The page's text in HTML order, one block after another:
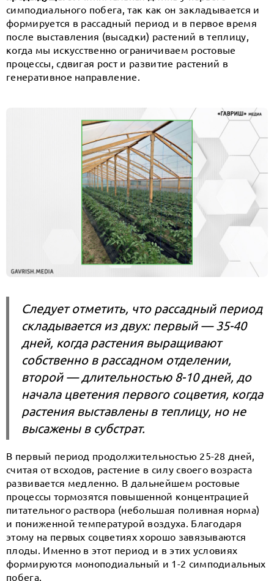
симподиального побега, так как он закладывается и
формируется в рассадный период и в первое время
после выставления (высадки) растений в теплицу,
когда мы искусственно ограничиваем ростовые
процессы, сдвигая рост и развитие растений в
генеративное направление.
Следует отметить, что рассадный период
складывается из двух: первый — 35-40
дней, когда растения выращивают
собственно в рассадном отделении,
второй — длительностью 8-10 дней, до
начала цветения первого соцветия, когда
растения выставлены в теплицу, но не
высажены в субстрат.
В первый период продолжительностью 25-28 дней,
считая от всходов, растение в силу своего возраста
развивается медленно. В дальнейшем ростовые
процессы тормозятся повышенной концентрацией
питательного раствора (небольшая поливная норма)
и пониженной температурой воздуха. Благодаря
этому на первых соцветиях хорошо завязываются
плоды. Именно в этот период и в этих условиях
формируются моноподиальный и 1-2 симподиальных
побега.